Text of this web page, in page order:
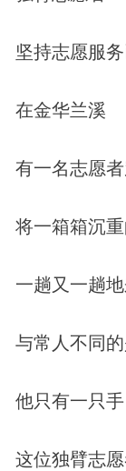
坚持志愿服
在金华兰溪
有一名志愿
将一箱箱沉
一趟又一趟
与常人不同
他只有一只手
这位独臂志